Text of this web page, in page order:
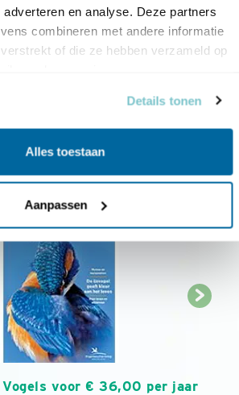
en analyse. Deze partners
combineren met andere informatie
of die ze hebben verzameld op
Details tonen
Alles toestaan
Aanpassen
nieuws, inspiratie, acties en tips
van Vogelbescherming.
voor € 36,00 per jaar